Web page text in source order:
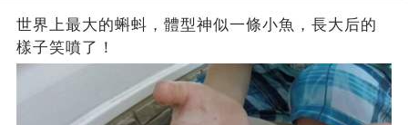
世界上最大的蝌蚪，體型神似一條小魚，長大后的
樣子笑噴了！